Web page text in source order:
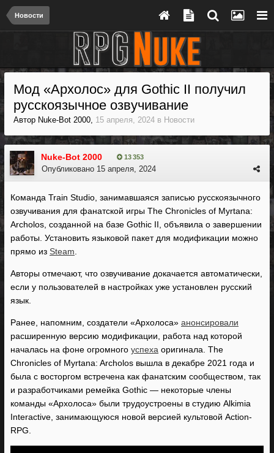
Новости
Мод «Архолос» для Gothic II получил
русскоязычное озвучивание
Автор Nuke-Bot 2000, 15 апреля, 2024 в Новости
Nuke-Bot 2000 13 353
Опубликовано 15 апреля, 2024
Команда Train Studio, занимавшаяся записью русскоязычного
озвучивания для фанатской игры The Chronicles of Myrtana:
Archolos, созданной на базе Gothic II, объявила о завершении
работы. Установить языковой пакет для модификации можно
прямо из Steam
Авторы отмечают, что озвучивание докачается автоматически,
если у пользователей в настройках уже установлен русский
язык.
Ранее, напомним, создатели «Архолоса» анонсировали
расширенную версию модификации, работа над которой
началась на фоне огромного успеха оригинала. The
Chronicles of Myrtana: Archolos вышла в декабре 2021 года и
была с восторгом встречена как фанатским сообществом, так
и разработчиками ремейка Gothic — некоторые члены
команды «Архолоса» были трудоустроены в студию Alkimia
Interactive, занимающуюся новой версией культовой Action-
RPG.